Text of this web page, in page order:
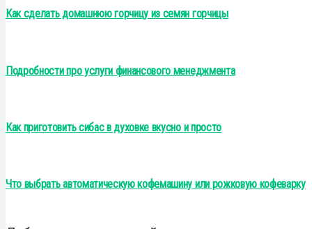
Как сделать домашнюю горчицу из семян горчицы
Подробности про услуги финансового менеджмента
Как приготовить сибас в духовке вкусно и просто
Что выбрать автоматическую кофемашину или рожковую кофеварку